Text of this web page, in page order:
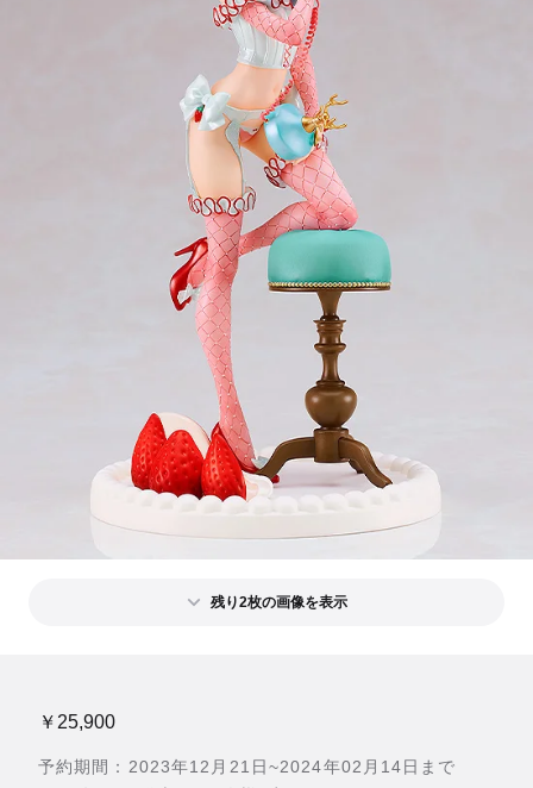
残り2枚の画像を表示
￥25,900
予約期間：2023年12月21日~2024年02月14日まで